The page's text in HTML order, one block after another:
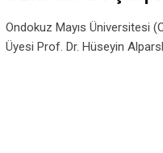
Ondokuz Mayıs Üniversitesi
Üyesi Prof. Dr. Hüseyin